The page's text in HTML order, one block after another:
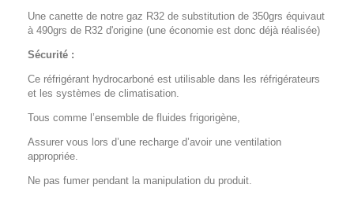
Une canette de notre gaz R32 de substitution de 350grs équivaut
à 490grs de R32 d'origine (une économie est donc déjà réalisée)
Sécurité :
Ce réfrigérant hydrocarboné est utilisable dans les réfrigérateurs
et les systèmes de climatisation.
Tous comme l’ensemble de fluides frigorigène,
Assurer vous lors d’une recharge d’avoir une ventilation
appropriée.
Ne pas fumer pendant la manipulation du produit.